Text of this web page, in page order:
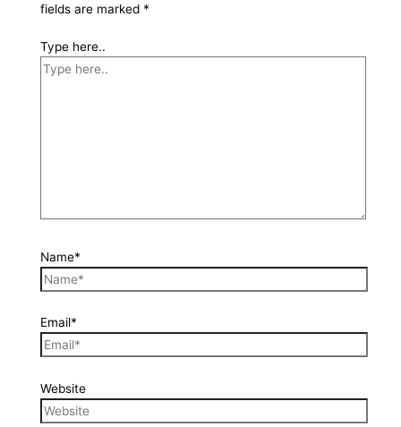
fields are marked *
Type here..
Name*
Email*
Website